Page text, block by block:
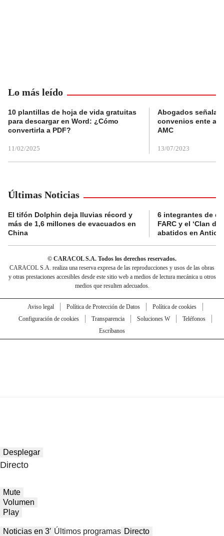
Lo más leído
10 plantillas de hoja de vida gratuitas
para descargar en Word: ¿Cómo
convertirla a PDF?
11/02/2025
Abogados
convenios ente
AMC
13/07/2023
Últimas Noticias
El tifón Dolphin deja lluvias récord y
más de 1,6 millones de evacuados en
China
6 integrantes de
FARC y el ‘Clan
abatidos en
© CARACOL S.A. Todos los derechos reservados.
CARACOL S.A. realiza una reserva expresa de las reproducciones y usos de las obras
y otras prestaciones accesibles desde este sitio web a medios de lectura mecánica u otros
medios que resulten adecuados.
Aviso legal Política de Protección de Datos
Política de cookies
Configuración de cookies
Transparencia Soluciones W
Teléfonos
Escríbanos
Desplegar
Directo
Mute
Volumen
Play
Noticias en 3′ Últimos programas Directo